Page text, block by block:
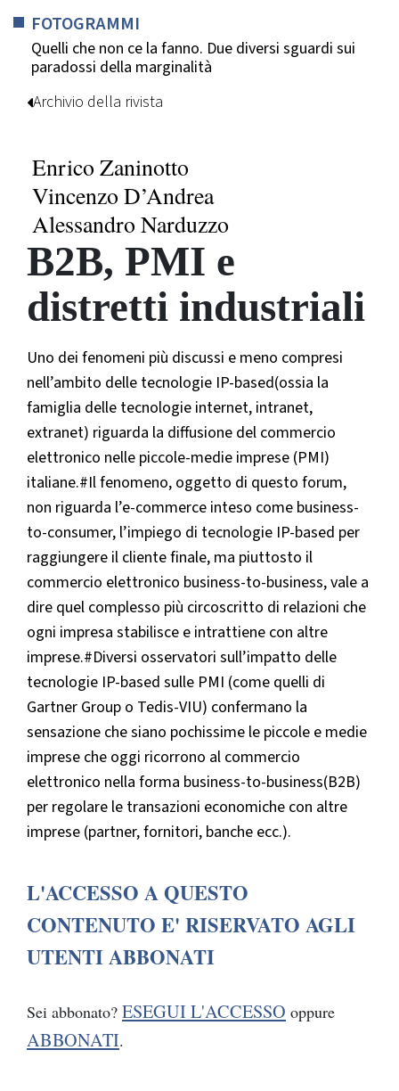
FOTOGRAMMI
Quelli che non ce la fanno. Due diversi sguardi sui
paradossi della marginalità
Archivio della rivista
Enrico Zaninotto
Vincenzo D’Andrea
Alessandro Narduzzo
B2B, PMI e
distretti industriali
Uno dei fenomeni più discussi e meno compresi
nell’ambito delle tecnologie IP-based(ossia la
famiglia delle tecnologie internet, intranet,
extranet) riguarda la diffusione del commercio
elettronico nelle piccole-medie imprese (PMI)
italiane.#Il fenomeno, oggetto di questo forum,
non riguarda l’e-commerce inteso come business-
to-consumer, l’impiego di tecnologie IP-based per
raggiungere il cliente finale, ma piuttosto il
commercio elettronico business-to-business, vale a
dire quel complesso più circoscritto di relazioni che
ogni impresa stabilisce e intrattiene con altre
imprese.#Diversi osservatori sull’impatto delle
tecnologie IP-based sulle PMI (come quelli di
Gartner Group o Tedis-VIU) confermano la
sensazione che siano pochissime le piccole e medie
imprese che oggi ricorrono al commercio
elettronico nella forma business-to-business(B2B)
per regolare le transazioni economiche con altre
imprese (partner, fornitori, banche ecc.).
L'ACCESSO A QUESTO
CONTENUTO E' RISERVATO AGLI
UTENTI ABBONATI
Sei abbonato? ESEGUI L'ACCESSO oppure
ABBONATI.